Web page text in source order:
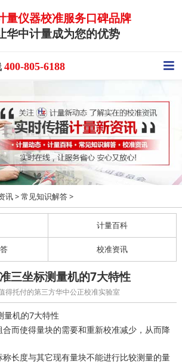
量仪器校准服务口碑品牌
华中计量成为您的优势
400-805-6188
讯> 常见知识解答>
计量百科
校准资讯
三坐标测量机的7大特性
得托付的第三方华中公正校准实验室
量机的7大特性
而使得量块的需要和重新校准减少，从而降
长度与其它现有量块不能进行比较测量的量